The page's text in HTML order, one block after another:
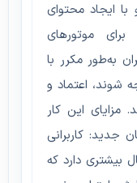
ایجاد محتوای
موتورهای
به‌طور مکرر با
شوند، اعتماد و
مزایای این کار
جدید: کاربرانی
بیشتری دارد که